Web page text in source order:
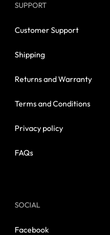
SUPPORT
Customer Support
Shipping
Returns and Warranty
Terms and Conditions
Privacy policy
FAQs
SOCIAL
Facebook